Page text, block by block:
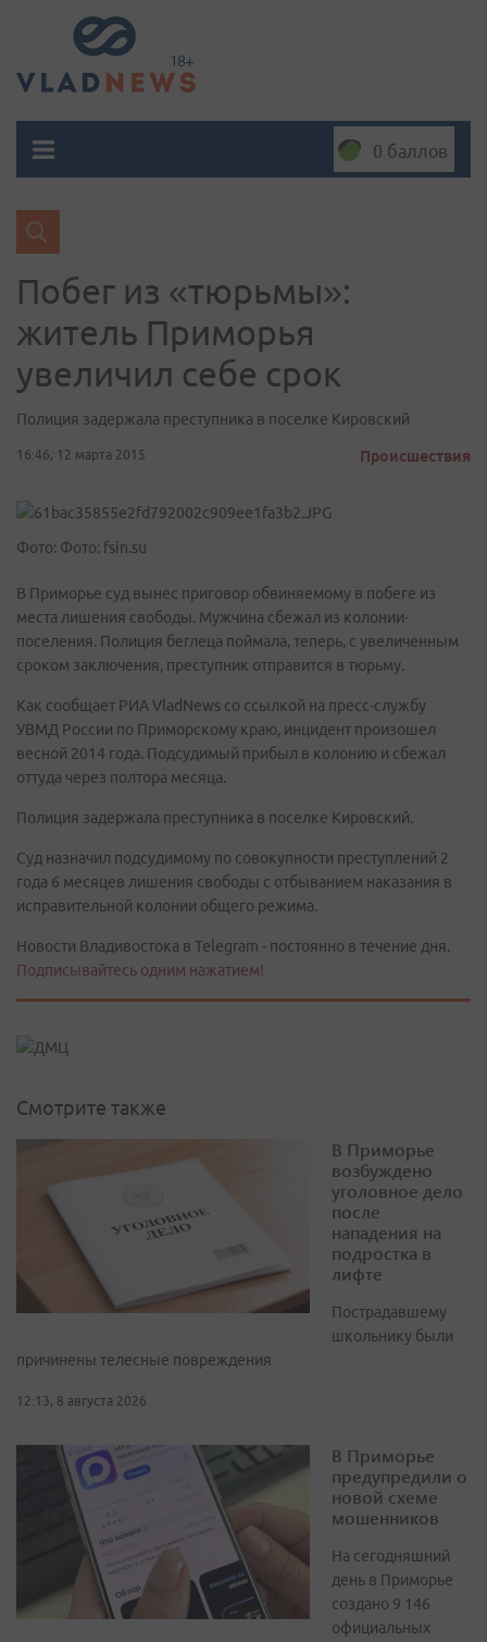
0 баллов
Побег из «тюрьмы»:
житель Приморья
увеличил себе срок
Полиция задержала преступника в поселке Кировский
16:46, 12 марта 2015 Происшествия
Фото: Фото: fsin.su
В Приморье суд вынес приговор обвиняемому в побеге из
места лишения свободы. Мужчина сбежал из колонии-
поселения. Полиция беглеца поймала, теперь, с увеличенным
сроком заключения, преступник отправится в тюрьму.
Как сообщает РИА VladNews со ссылкой на пресс-службу
УВМД России по Приморскому краю, инцидент произошел
весной 2014 года. Подсудимый прибыл в колонию и сбежал
оттуда через полтора месяца.
Полиция задержала преступника в поселке Кировский.
Суд назначил подсудимому по совокупности преступлений 2
года 6 месяцев лишения свободы с отбыванием наказания в
исправительной колонии общего режима.
Новости Владивостока в Telegram - постоянно в течение дня.
Подписывайтесь одним нажатием!
Смотрите также
В Приморье
возбуждено
уголовное дело
после
нападения на
подростка в
лифте
Пострадавшему
школьнику были
причинены телесные повреждения
12:13, 8 августа 2026
В Приморье
предупредили о
новой схеме
мошенников
На сегодняшний
день в Приморье
создано 9 146
официальных